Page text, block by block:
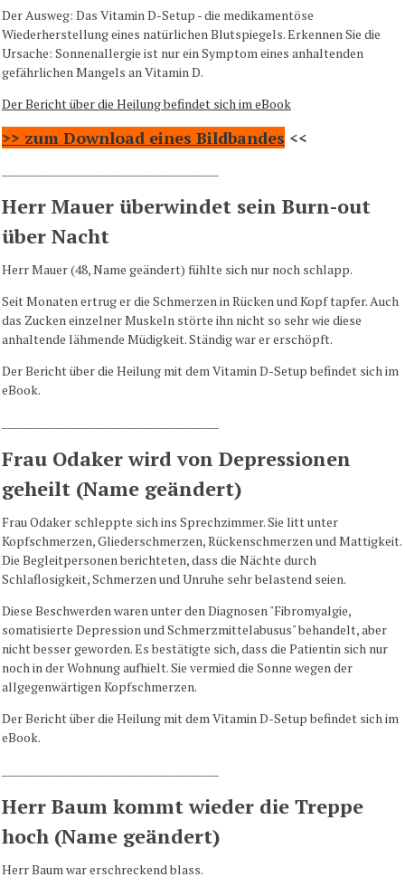
Der Ausweg: Das Vitamin D-Setup - die medikamentöse
Wiederherstellung eines natürlichen Blutspiegels. Erkennen Sie die
Ursache: Sonnenallergie ist nur ein Symptom eines anhaltenden
gefährlichen Mangels an Vitamin D.
Der Bericht über die Heilung befindet sich im eBook
>> zum Download eines Bildbandes <<
Herr Mauer überwindet sein Burn-out
über Nacht
Herr Mauer (48, Name geändert) fühlte sich nur noch schlapp.
Seit Monaten ertrug er die Schmerzen in Rücken und Kopf tapfer. Auch
das Zucken einzelner Muskeln störte ihn nicht so sehr wie diese
anhaltende lähmende Müdigkeit. Ständig war er erschöpft.
Der Bericht über die Heilung mit dem Vitamin D-Setup befindet sich im
eBook.
Frau Odaker wird von Depressionen
geheilt (Name geändert)
Frau Odaker schleppte sich ins Sprechzimmer. Sie litt unter
Kopfschmerzen, Gliederschmerzen, Rückenschmerzen und Mattigkeit.
Die Begleitpersonen berichteten, dass die Nächte durch
Schlaflosigkeit, Schmerzen und Unruhe sehr belastend seien.
Diese Beschwerden waren unter den Diagnosen "Fibromyalgie,
somatisierte Depression und Schmerzmittelabusus" behandelt, aber
nicht besser geworden. Es bestätigte sich, dass die Patientin sich nur
noch in der Wohnung aufhielt. Sie vermied die Sonne wegen der
allgegenwärtigen Kopfschmerzen.
Der Bericht über die Heilung mit dem Vitamin D-Setup befindet sich im
eBook.
Herr Baum kommt wieder die Treppe
hoch (Name geändert)
Herr Baum war erschreckend blass.